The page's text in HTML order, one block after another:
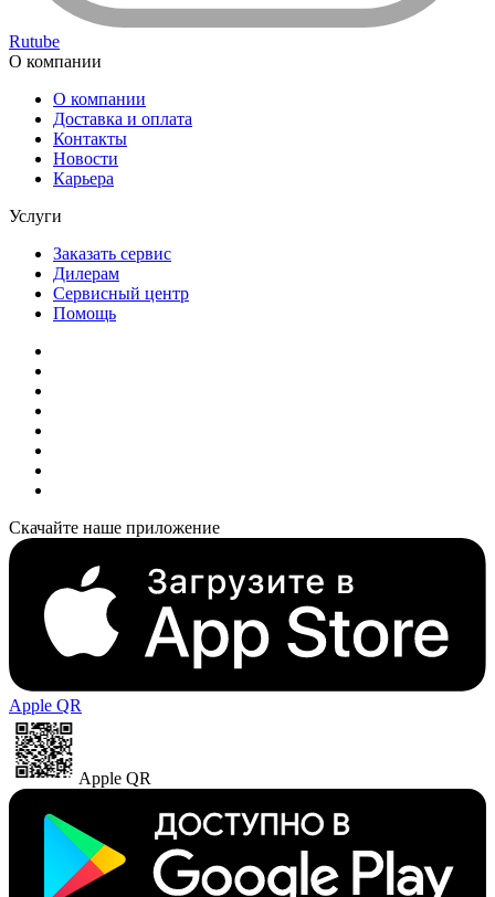
Rutube
О компании
О компании
Доставка и оплата
Контакты
Новости
Карьера
Услуги
Заказать сервис
Дилерам
Сервисный центр
Помощь
Скачайте наше приложение
Apple QR
Apple QR